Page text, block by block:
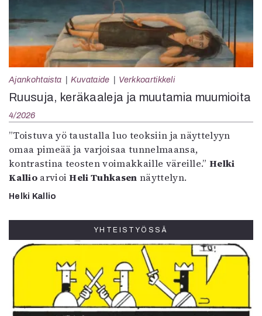
Ajankohtaista Kuvataide Verkkoartikkeli
Ruusuja, keräkaaleja ja muutamia muumioita
4/2026
”Toistuva yö taustalla luo teoksiin ja näyttelyyn
omaa pimeää ja varjoisaa tunnelmaansa,
kontrastina teosten voimakkaille väreille.”Helki
KallioarvioiHeli Tuhkasen näyttelyn.
Helki Kallio
YHTEISTYÖSSÄ